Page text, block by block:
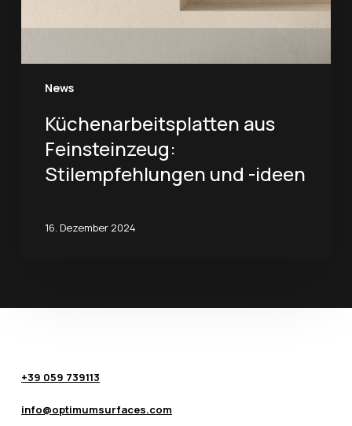
News
Küchenarbeitsplatten aus
Feinsteinzeug:
Stilempfehlungen und -ideen
16. Dezember 2024
+39 059 739113
info@optimumsurfaces.com